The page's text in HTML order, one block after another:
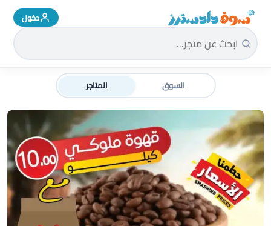
سوق دادسترز الرئيسية دخول
السوق المتاجر